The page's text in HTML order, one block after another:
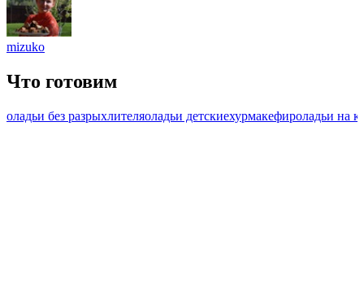
mizuko
Что готовим
оладьи без разрыхлителяоладьи детскиехурмакефироладьи на